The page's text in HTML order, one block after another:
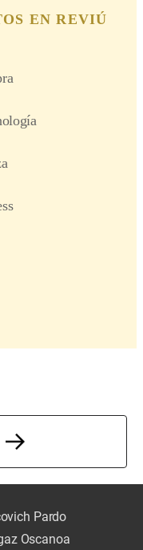
Pardo
Oscanoa